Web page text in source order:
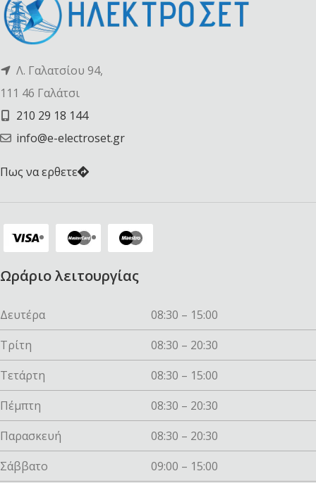
Λ. Γαλατσίου 94,
111 46 Γαλάτσι
210 29 18 144
info@e-electroset.gr
Πως να ερθετε
Ωράριο λειτουργίας
Δευτέρα
08:30 – 15:00
Τρίτη
08:30 – 20:30
Τετάρτη
08:30 – 15:00
Πέμπτη
08:30 – 20:30
Παρασκευή
08:30 – 20:30
Σάββατο
09:00 – 15:00